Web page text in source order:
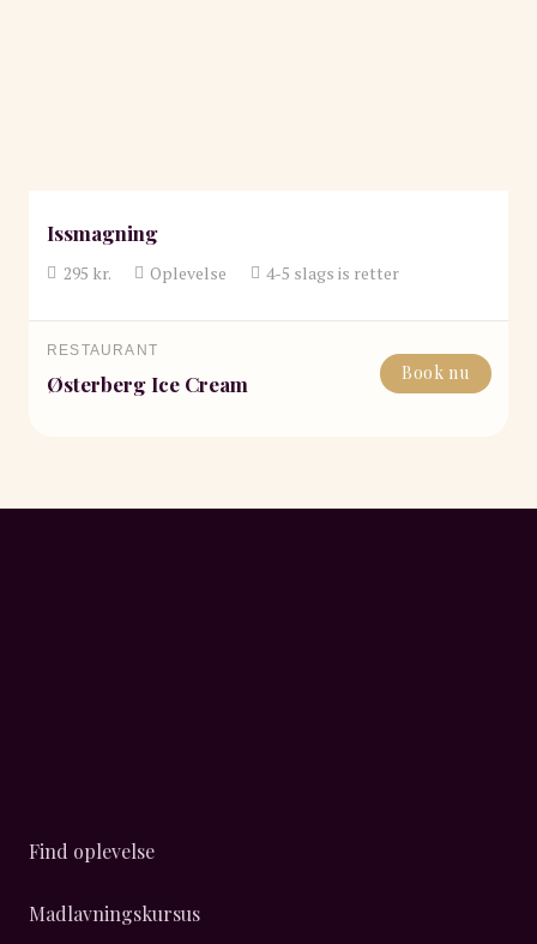
Issmagning
295 kr. Oplevelse 4-5 slags is retter
RESTAURANT
Østerberg Ice Cream Book nu
Find oplevelse
Madlavningskursus